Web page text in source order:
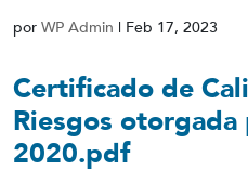
por WP Admin | Feb 17, 2023
Certificado de
Riesgos otorgada
2020.pdf